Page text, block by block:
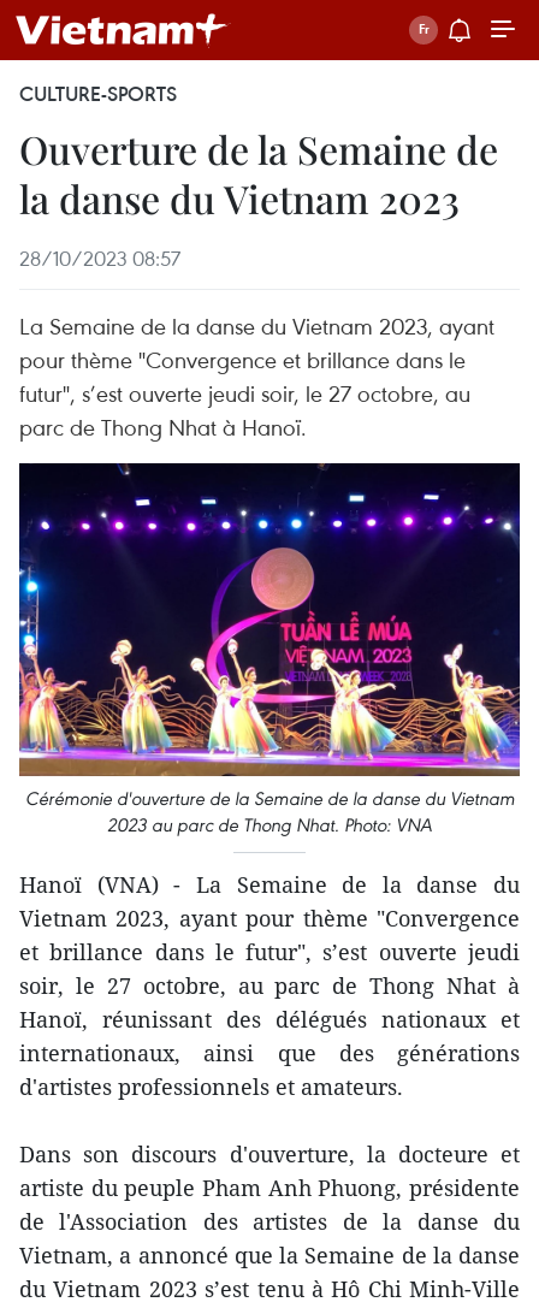
CULTURE-SPORTS
Ouverture de la Semaine de
la danse du Vietnam 2023
28/10/2023 08:57
La Semaine de la danse du Vietnam 2023, ayant
pour thème "Convergence et brillance dans le
futur", s’est ouverte jeudi soir, le 27 octobre, au
parc de Thong Nhat à Hanoï.
Cérémonie d'ouverture de la Semaine de la danse du Vietnam
2023 au parc de Thong Nhat. Photo: VNA
Hanoï (VNA) - La Semaine de la danse du
Vietnam 2023, ayant pour thème "Convergence
et brillance dans le futur", s’est ouverte jeudi
soir, le 27 octobre, au parc de Thong Nhat à
Hanoï, réunissant des délégués nationaux et
internationaux, ainsi que des générations
d'artistes professionnels et amateurs.
Dans son discours d'ouverture, la docteure et
artiste du peuple Pham Anh Phuong, présidente
de l'Association des artistes de la danse du
Vietnam, a annoncé que la Semaine de la danse
du Vietnam 2023 s’est tenu à Hô Chi Minh-Ville